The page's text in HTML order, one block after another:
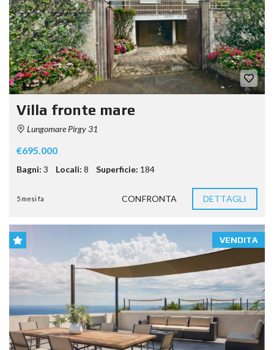
Villa fronte mare
Lungomare Pirgy 31
€695.000
Bagni: 3 Locali: 8 Superficie: 184
5 mesi fa CONFRONTA DETTAGLI
VENDITA